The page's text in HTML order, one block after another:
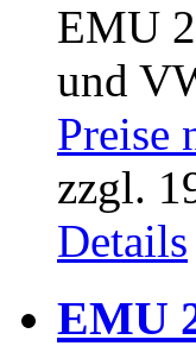
EMU
und
Preise
zzgl.
Details
EMU